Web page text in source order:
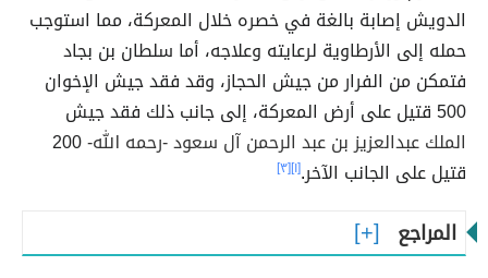
الدويش إصابة بالغة في خصره خلال المعركة، مما استوجب
حمله إلى الأرطاوية لرعايته وعلاجه، أما سلطان بن بجاد
فتمكن من الفرار من جيش الحجاز، وقد فقد جيش الإخوان
500 قتيل على أرض المعركة، إلى جانب ذلك فقد جيش
الملك عبدالعزيز بن عبد الرحمن آل سعود -رحمه الله-200
قتيل على الجانب الآخر.[١] [٣]
المراجع